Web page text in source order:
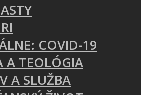
COVID-19
A TEOLÓGIA
A SLUŽBA